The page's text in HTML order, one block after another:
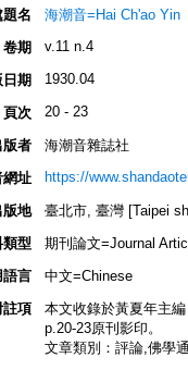
名
海潮音=Hai Ch'ao Yin
卷期
v.11 n.4
期 1930.04
頁次 20 - 23
版者
海潮音雜誌社
網址
https://
版地
臺北市, 臺灣 [Taipei
類型
期刊論文=Journal
語言
中文=Chinese
註項
本文收錄於黃夏年主
p.20-23原刊影印。
文章類別：評論,佛學